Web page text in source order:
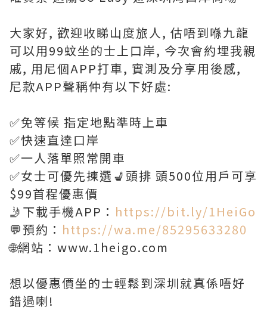
大家好, 歡迎收睇山度旅人, 估唔到喺九龍
可以用99蚊坐的士上口岸, 今次會約埋我親
戚, 用尼個APP打車, 實測及分享用後感,
尼款APP聲稱仲有以下好處:
✅免等候 指定地點準時上車
✅快速直達口岸
✅一人落單照常開車
✅女士可優先揀選💺頭排 頭500位用戶可享
$99首程優惠價
🤳下載手機APP： https://bit.ly/1HeiGo
💬預約： https://wa.me/85295633280
🌐網站：www.1heigo.com
想以優惠價坐的士輕鬆到深圳就真係唔好
錯過喇!